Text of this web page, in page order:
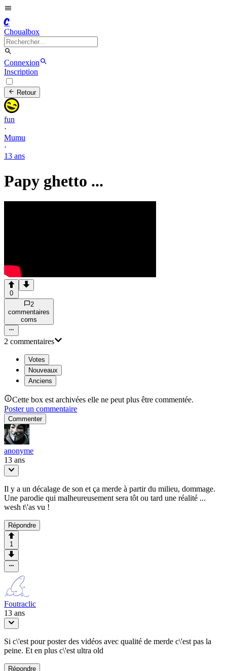
C
Choualbox
Connexion
Inscription
Retour
fun
·
Mumu
·
13 ans
Papy ghetto ...
0
2
commentaires
coms
2 commentaires
Votes
Nouveaux
Anciens
Cette box est archivées elle ne peut plus être commentée.
Poster un commentaire
Commenter
anonyme
13 ans
Il y a un décalage de son et ça merde à partir du milieu, dommage.
Une parodie qui malheureusement sera tôt ou tard une réalité ...
wesh t\'as vu !
Répondre
1
Foutraclic
13 ans
Si c\'est pour poster des vidéos avec qualité de merde c\'est pas la
peine. Et en plus c\'est ultra old
Répondre